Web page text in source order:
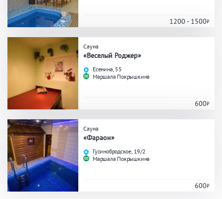
Комната отдыха
Детская комната
ПРИМЕНИТЬ ФИЛЬТРЫ
1200 - 1500
Сауна
«Веселый Роджер»
Есенина, 55
Маршала Покрышкина
600
Сауна
«Фараон»
Гусинобродское, 19/2
Маршала Покрышкина
600